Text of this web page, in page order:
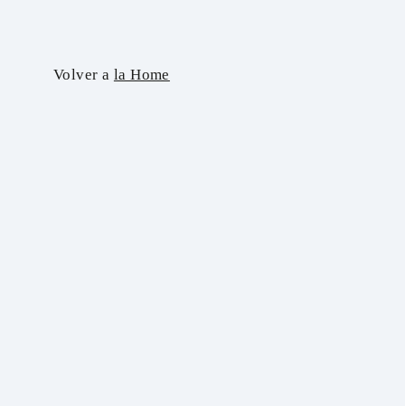
contentVolver a la Home